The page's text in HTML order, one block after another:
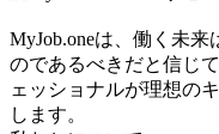
MyJob.oneは、働く未
のであるべきだと信じ
ェッショナルが理想の
します。